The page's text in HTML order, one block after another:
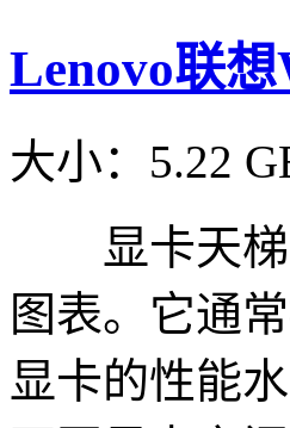
Lenovo联
大小：5.22
显卡天梯
图表。它通
显卡的性能